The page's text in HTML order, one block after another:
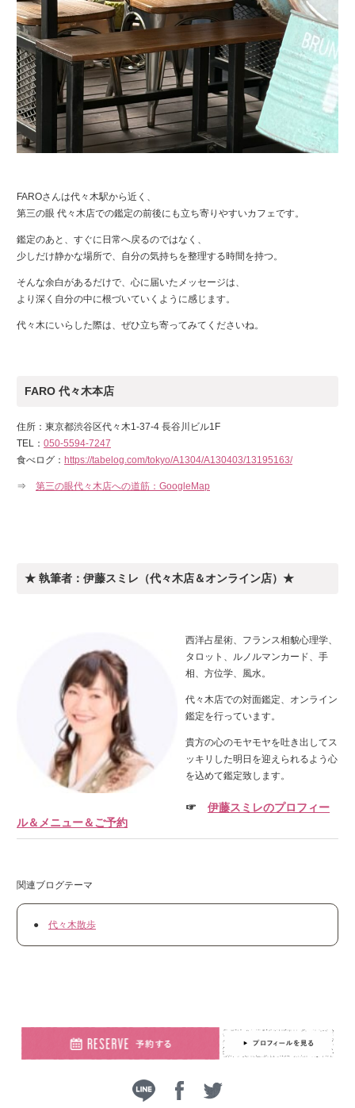
FAROさんは代々木駅から近く、
第三の眼 代々木店での鑑定の前後にも立ち寄りやすいカフェです。
鑑定のあと、すぐに日常へ戻るのではなく、
少しだけ静かな場所で、自分の気持ちを整理する時間を持つ。
そんな余白があるだけで、心に届いたメッセージは、
より深く自分の中に根づいていくように感じます。
代々木にいらした際は、ぜひ立ち寄ってみてくださいね。
FARO 代々木本店
住所：東京都渋谷区代々木1-37-4 長谷川ビル1F
TEL： 050-5594-7247
食べログ： https://tabelog.com/tokyo/A1304/A130403/13195163/
⇒ 第三の眼代々木店への道筋：GoogleMap
★ 執筆者：伊藤スミレ（代々木店＆オンライン店）★
西洋占星術、フランス相貌心理学、
タロット、ルノルマンカード、手
相、方位学、風水。
代々木店での対面鑑定、オンライン
鑑定を行っています。
貴方の心のモヤモヤを吐き出してス
ッキリした明日を迎えられるよう心
を込めて鑑定致します。
☞ 伊藤スミレのプロフィー
ル＆メニュー＆ご予約
関連ブログテーマ
● 代々木散歩